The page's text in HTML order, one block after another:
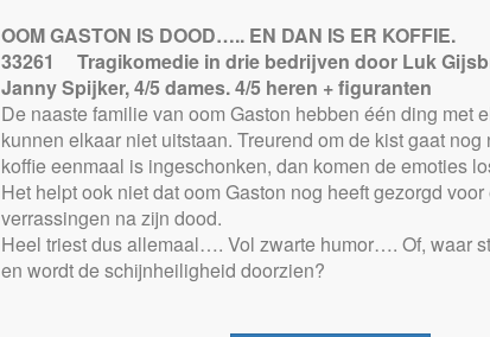
OOM GASTON IS DOOD….. EN DAN IS ER KOFFIE.
33261
Tragikomedie in drie bedrijven door Luk
Janny Spijker, 4/5 dames. 4/5 heren + figuranten
De naaste familie van oom Gaston hebben één ding met
kunnen elkaar niet uitstaan. Treurend om de kist gaat nog
koffie eenmaal is ingeschonken, dan komen de emoties
Het helpt ook niet dat oom Gaston nog heeft gezorgd
verrassingen na zijn dood.
Heel triest dus allemaal…. Vol zwarte humor…. Of, waar
en wordt de schijnheiligheid doorzien?